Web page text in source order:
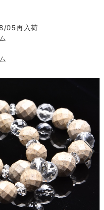
05再入荷